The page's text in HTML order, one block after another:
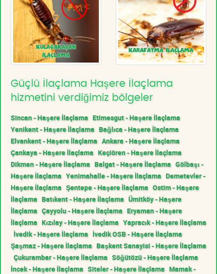
Güçlü İlaçlama Haşere İlaçlama
hizmetini verdiğimiz bölgeler
Sincan - Haşere İlaçlama Etimesgut - Haşere İlaçlama
Yenikent - Haşere İlaçlama Bağlıca - Haşere İlaçlama
Elvankent - Haşere İlaçlama Ankara - Haşere İlaçlama
Çankaya - Haşere İlaçlama Keçiören - Haşere İlaçlama
Dikmen - Haşere İlaçlama Balgat - Haşere İlaçlama Gölbaşı -
Haşere İlaçlama Yenimahalle - Haşere İlaçlama Demetevler -
Haşere İlaçlama Şentepe - Haşere İlaçlama Ostim - Haşere
İlaçlama Batıkent - Haşere İlaçlama Ümitköy - Haşere
İlaçlama Çayyolu - Haşere İlaçlama Eryaman - Haşere
İlaçlama Kızılay - Haşere İlaçlama Yapracık - Haşere İlaçlama
İvedik - Haşere İlaçlama İvedik OSB - Haşere İlaçlama
Şaşmaz - Haşere İlaçlama Başkent Sanayisi - Haşere İlaçlama
Çukurambar - Haşere İlaçlama Söğütözü - Haşere İlaçlama
İncek - Haşere İlaçlama Siteler - Haşere İlaçlama Mamak -